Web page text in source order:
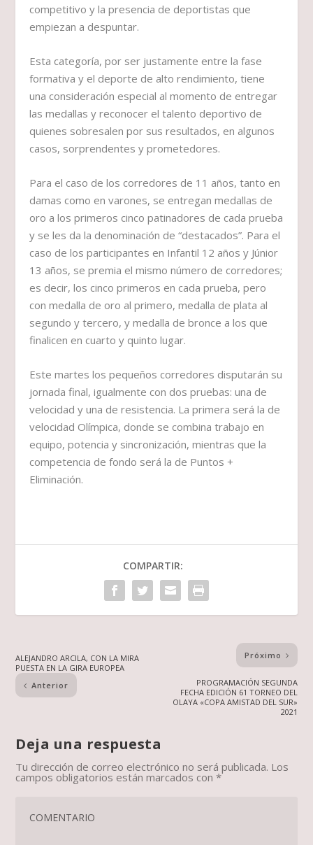
competitivo y la presencia de deportistas que
empiezan a despuntar.
Esta categoría, por ser justamente entre la fase
formativa y el deporte de alto rendimiento, tiene
una consideración especial al momento de entregar
las medallas y reconocer el talento deportivo de
quienes sobresalen por sus resultados, en algunos
casos, sorprendentes y prometedores.
Para el caso de los corredores de 11 años, tanto en
damas como en varones, se entregan medallas de
oro a los primeros cinco patinadores de cada prueba
y se les da la denominación de “destacados”. Para el
caso de los participantes en Infantil 12 años y Júnior
13 años, se premia el mismo número de corredores;
es decir, los cinco primeros en cada prueba, pero
con medalla de oro al primero, medalla de plata al
segundo y tercero, y medalla de bronce a los que
finalicen en cuarto y quinto lugar.
Este martes los pequeños corredores disputarán su
jornada final, igualmente con dos pruebas: una de
velocidad y una de resistencia. La primera será la de
velocidad Olímpica, donde se combina trabajo en
equipo, potencia y sincronización, mientras que la
competencia de fondo será la de Puntos +
Eliminación.
COMPARTIR:
ALEJANDRO ARCILA, CON LA MIRA
PUESTA EN LA GIRA EUROPEA
Anterior
Próximo
PROGRAMACIÓN SEGUNDA
FECHA EDICIÓN 61 TORNEO DEL
OLAYA «COPA AMISTAD DEL SUR»
2021
Deja una respuesta
Tu dirección de correo electrónico no será publicada. Los
campos obligatorios están marcados con*